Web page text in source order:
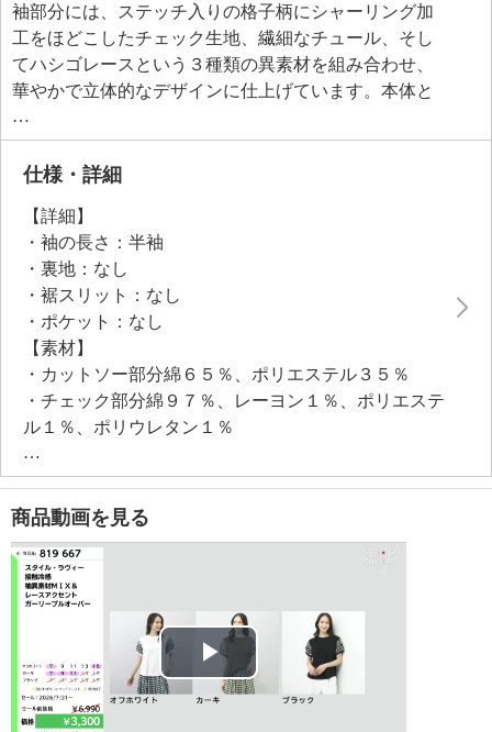
袖部分には、ステッチ入りの格子柄にシャーリング加
工をほどこしたチェック生地、繊細なチュール、そし
てハシゴレースという３種類の異素材を組み合わせ、
華やかで立体的なデザインに仕上げています。本体と
袖の切り替え部分が、このプルオーバー最大のデザイ
ンポイント。
袖の異素材使いによる華やかさがある、夏のワードロ
●普段と同じサイズをおすすめ
仕様・詳細
【詳細】
・袖の長さ：半袖
・裏地：なし
・裾スリット：なし
・ポケット：なし
【素材】
・カットソー部分綿６５％、ポリエステル３５％
・チェック部分綿９７％、レーヨン１％、ポリエステ
ル１％、ポリウレタン１％
・レース部分ポリエステル１００％、チュール部分ポ
リエステル１００％
【メンテナンス（絵表示ラベル）】
・洗濯機：可
・漂白処理：塩素系・酸素系漂白不可
・タンブル乾燥：不可
・自然乾燥：日陰の吊り干し
・アイロン仕上げ：可（低温）
・ドライクリーニング：石油系ドライクリーニング可
・ウエットクリーニング：可
【メンテナンス（ケアラベル）】
商品動画を見る
Play